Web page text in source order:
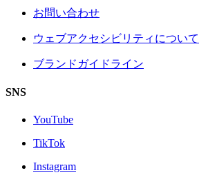
お問い合わせ
ウェブアクセシビリティについて
ブランドガイドライン
SNS
YouTube
TikTok
Instagram